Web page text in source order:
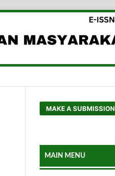
MAKE A SUBMISSION
MAIN MENU